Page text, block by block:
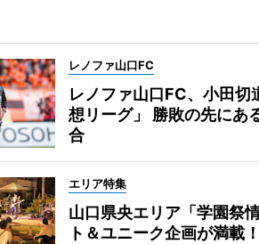
レノファ山口FC
レノファ山口FC、小田切
想リーグ」 勝敗の先にあ
合
エリア特集
山口県央エリア「学園祭
ト＆ユニーク企画が満載！